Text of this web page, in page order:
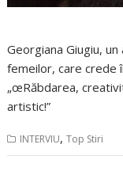
Georgiana Giugiu,
femeilor, care crede
„œRăbdarea,
artistic!”
INTERVIU,Top Stiri